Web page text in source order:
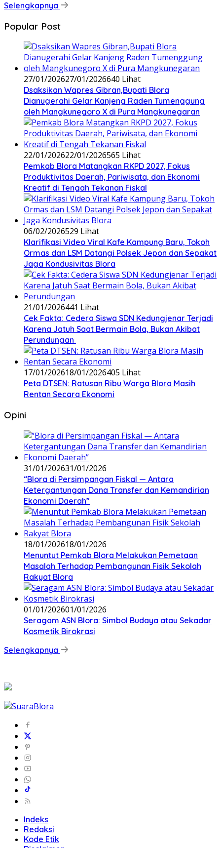
Selengkapnya
Popular Post
27/01/202627/01/2026640 Lihat
‎Dsaksikan Wapres Gibran,Bupati Blora
Dianugerahi Gelar Kanjeng Raden Tumenggung
oleh Mangkunegoro X di Pura Mangkunegaran
22/01/202622/01/2026565 Lihat
‎Pemkab Blora Matangkan RKPD 2027, Fokus
Produktivitas Daerah, Pariwisata, dan Ekonomi
Kreatif di Tengah Tekanan Fiskal
06/02/2026529 Lihat
‎Klarifikasi Video Viral Kafe Kampung Baru, Tokoh
Ormas dan LSM Datangi Polsek Jepon dan Sepakat
Jaga Kondusivitas Blora
21/01/2026441 Lihat
Cek Fakta: Cedera Siswa SDN Kedungjenar Terjadi
Karena Jatuh Saat Bermain Bola, Bukan Akibat
Perundungan ‎
17/01/202618/01/2026405 Lihat
‎Peta DTSEN: Ratusan Ribu Warga Blora Masih
Rentan Secara Ekonomi
Opini
31/01/202631/01/2026
‎“Blora di Persimpangan Fiskal — Antara
Ketergantungan Dana Transfer dan Kemandirian
Ekonomi Daerah”
18/01/202618/01/2026
‎Menuntut Pemkab Blora Melakukan Pemetaan
Masalah Terhadap Pembangunan Fisik Sekolah
Rakyat Blora
01/01/202601/01/2026
‎Seragam ASN Blora: Simbol Budaya atau Sekadar
Kosmetik Birokrasi
Selengkapnya
Indeks
Redaksi
Kode Etik